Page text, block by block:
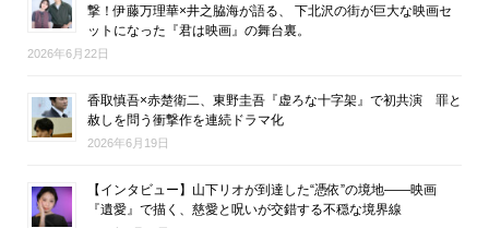
撃！伊藤万理華×井之脇海が語る、 下北沢の街が巨大な映画セ
ットになった『君は映画』の舞台裏。
2026年6月22日
香取慎吾×赤楚衛二、東野圭吾『虚ろな十字架』で初共演 罪と
赦しを問う衝撃作を連続ドラマ化
2026年6月19日
【インタビュー】山下リオが到達した“憑依”の境地――映画
『遺愛』で描く、慈愛と呪いが交錯する不穏な境界線